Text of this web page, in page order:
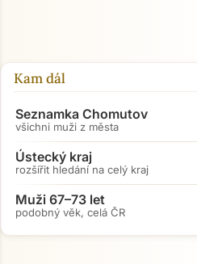
Kam dál
Seznamka Chomutov
všichni muži z města
Ústecký kraj
rozšířit hledání na celý kraj
Muži 67–73 let
podobný věk, celá ČR